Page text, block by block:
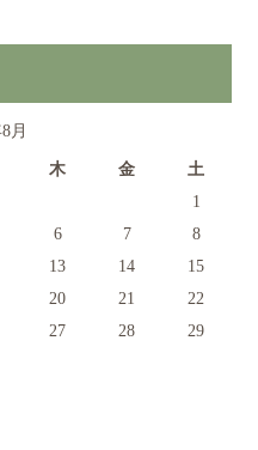
月
木 金 土
1
6 7
8
13 14
15
20 21
22
27 28
29